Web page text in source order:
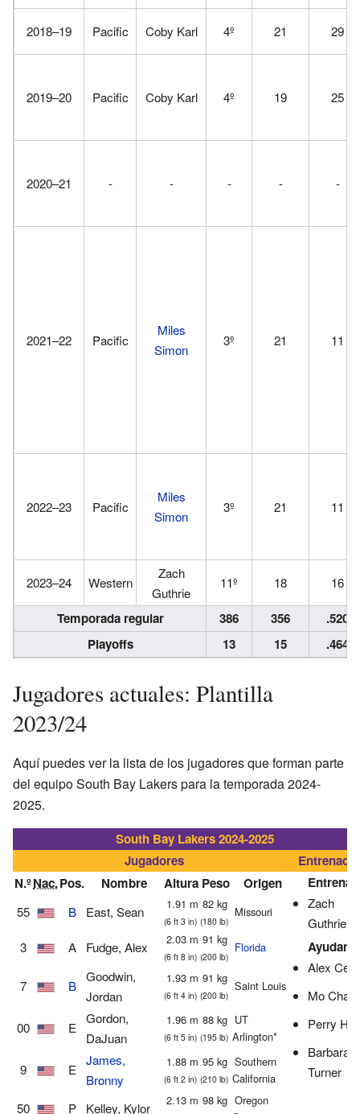
2018–19 Pacific Coby Karl 4º 21 29
2019–20 Pacific Coby Karl 4º 19 25
2020–21 - - - - -
2021–22 Pacific
Miles
Simon
3º 21 11
2022–23 Pacific
Miles
Simon
3º 21 11
2023–24 Western
Zach
Guthrie
11º 18 16
Temporada regular 386 356
.520
Playoffs
13 15 .464
Jugadores actuales: Plantilla
2023/24
Aquí puedes ver la lista de los jugadores que forman parte
del equipo South Bay Lakers para la temporada 2024-
2025.
South Bay Lakers 2024-2025
Jugadores
N.ºNac.Pos. Nombre Altura Peso Origen
55 B East, Sean 1.91 m
(6 ft 3 in)
82 kg
(180 lb)
Missouri
3 A Fudge, Alex 2.03 m
(6 ft 8 in)
91 kg
(200 lb)
Florida
7 B
Goodwin,
Jordan
1.93 m
(6 ft 4 in)
91 kg
(200 lb)
Saint Louis
00 E
Gordon,
DaJuan
1.96 m
(6 ft 5 in)
88 kg
(195 lb)
UT
Arlington*
9 E
James,
Bronny
1.88 m
(6 ft 2 in)
95 kg
(210 lb)
Southern
California
50 P Kelley, Kylor 2.13 m 98 kg Oregon
Zach
Guthrie
Alex
Mo
Perry
Barbara
Turner